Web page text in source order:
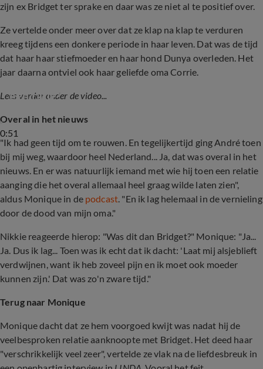
zijn ex Bridget ter sprake en daar was ze niet al te positief over.
Ze vertelde onder meer over dat ze klap na klap te verduren
kreeg tijdens een donkere periode in haar leven. Dat was de tijd
dat haar haar stiefmoeder en haar hond Dunya overleden. Het
jaar daarna ontviel ook haar geliefde oma Corrie.
Lees verder onder de video...
0:51
De allermooiste momenten van oma Corrie op
een rijtje!
Overal in het nieuws
"Ik had geen tijd om te rouwen. En tegelijkertijd ging André toen
bij mij weg, waardoor heel Nederland... Ja, dat was overal in het
nieuws. En er was natuurlijk iemand met wie hij toen een relatie
aanging die het overal allemaal heel graag wilde laten zien",
aldus Monique in de podcast. "En ik lag helemaal in de vernieling
door de dood van mijn oma."
Nikkie reageerde hierop: "Was dit dan Bridget?" Monique: "Ja...
Ja. Dus ik lag... Toen was ik echt dat ik dacht: 'Laat mij alsjeblieft
verdwijnen, want ik heb zoveel pijn en ik moet ook moeder
kunnen zijn.' Dat was zo'n zware tijd."
Terug naar Monique
Monique dacht dat ze hem voorgoed kwijt was nadat hij de
veelbesproken relatie aanknoopte met Bridget. Het deed haar
"verschrikkelijk veel zeer", vertelde ze vlak na de liefdesbreuk in